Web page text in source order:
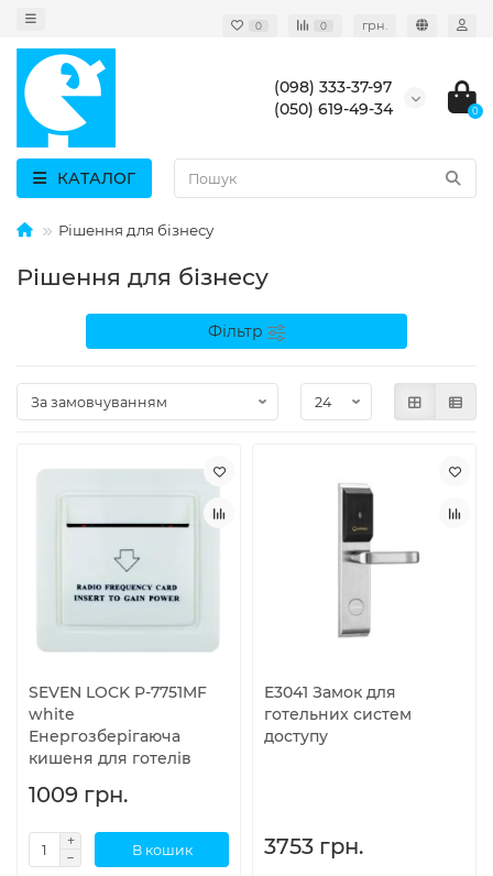
0 0 грн.
(098) 333-37-97
(050) 619-49-34
0
КАТАЛОГ
Рішення для бізнесу
Рішення для бізнесу
Фільтр
SEVEN LOCK P-7751MF
white
Енергозберігаюча
кишеня для готелів
1009 грн.
В кошик
E3041 Замок для
готельних систем
доступу
3753 грн.